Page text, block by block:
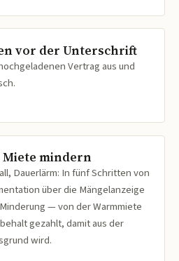
vor der Unterschrift
Vertrag aus und
mindern
Dauerlärm: In fünf Schritten von
über die Mängelanzeige
— von der Warmmiete
gezahlt, damit aus der
wird.